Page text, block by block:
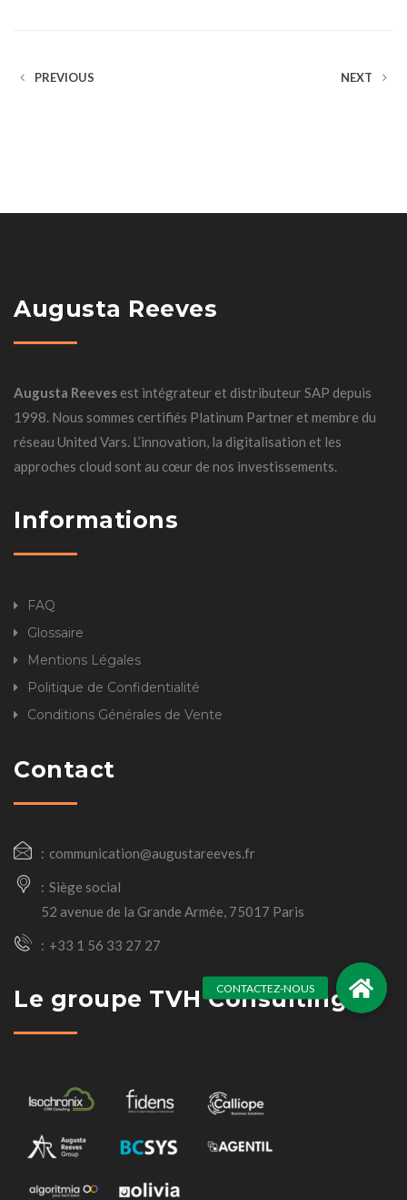
PREVIOUS NEXT
Augusta Reeves
Augusta Reeves est intégrateur et distributeur SAP depuis
1998. Nous sommes certifiés Platinum Partner et membre du
réseau United Vars. L’innovation, la digitalisation et les
approches cloud sont au cœur de nos investissements.
Informations
FAQ
Glossaire
Mentions Légales
Politique de Confidentialité
Conditions Générales de Vente
Contact
communication@augustareeves.fr
Siège social
52 avenue de la Grande Armée, 75017 Paris
+33 1 56 33 27 27
Le groupe TVH Consulting